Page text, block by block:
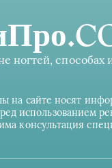
ногтей, способах
на сайте носят
использованием
консультация